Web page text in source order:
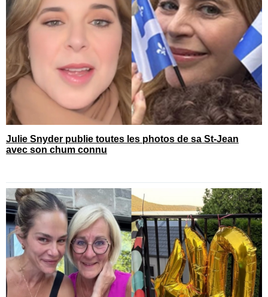
Julie Snyder publie toutes les photos de sa St-Jean
avec son chum connu